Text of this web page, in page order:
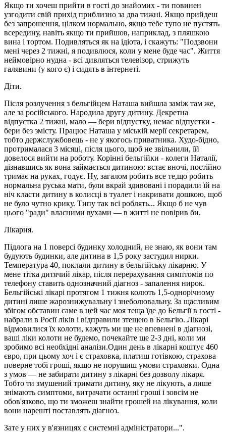
Якщо ти хочеш прийти в гості до знайомих - ти повинен
узгодити свій прихід приблизно за два тижні. Якщо прийдеш
без запрошення, цілком нормально, якщо тебе тупо не пустять
всередину, навіть якщо ти прийшов, наприклад, з пляшкою
вина і тортом. Подивляться як на ідіота, і скажуть: "Подзвони
мені через 2 тижні, я подивлюся, коли у мене буде час". Життя
неймовірно нудна - всі дивляться телевізор, стрижуть
галявини (у кого є) і сидять в інтернеті.
Діти.
Після розлучення з бельгійцем Наташа вийшла заміж там же,
але за російського. Народила другу дитину. Декретна
відпустка 2 тижні, мало — бери відпустку, немає відпустки -
бери без змісту. Працює Наташа у міській мерії секретарем,
тобто держслужбовець - не у якогось приватника. Худо-бідно,
протрималася 3 місяці, після цього, щоб не звільнили, їй
довелося вийти на роботу. Корінні бельгійки - колеги Наталії,
дізнавшись як вона займається дитиною: встає вночі, постійно
тримає на руках, годує. Ну, загалом робить все те,що робить
нормальна руська мати, були вкрай здивовані і порадили їй на
ніч класти дитину в колисці в туалет і накривати дошкою, щоб
не було чутно крику. Типу так всі роблять... Якщо б не чув
цього "ради" власними вухами — в житті не повірив би.
Лікарня.
Підлога на 1 поверсі будинку холодний, не знаю, як вони там
будують будинки, але дитина в 1,5 року застудил нирки.
Температура 40, поклали дитину в бельгійську лікарню. У
мене тітка дитячий лікар, після перерахування симптомів по
телефону ставить однозначний діагноз - запалення нирок.
Бельгійські лікарі протягом 1 тижня колють 1,5-однорічному
дитині лише жарознижувальну і знеболювальну. За щасливим
збігом обставин саме в цей час моя теща їде до Бельгії в гості -
набрали в Росії ліків і відправили зтещею в Бельгію. Лікарі
відмовилися їх колоти, кажуть ми ще не впевнені в діагнозі,
ваші ліки колоти не будемо, почекайте ще 2-3 дні, коли ми
зробимо всі необхідні аналізи.Один день в лікарні коштує 460
євро, при цьому хоч і є страховка, платиш готівкою, страхова
поверне тобі гроші, якщо не порушиш умови страховки. Одна
з умов — не забирати дитину з лікарні без дозволу лікаря.
Тобто ти змушений тримати дитину, яку не лікують, а лише
знімають симптоми, витрачати останні гроші і зовсім не
обов'язково, що ти зможеш знайти грошей на лікування, коли
вони нарешті поставлять діагноз.
Зате у них у в'язницях є системні адміністратори...".